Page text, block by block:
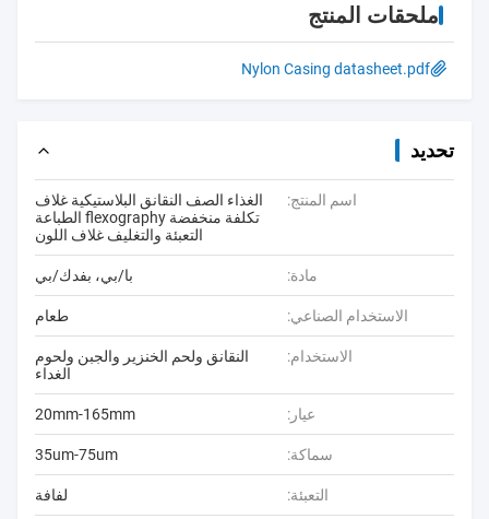
ملحقات المنتج
Nylon Casing datasheet.pdf
تحديد
اسم المنتج:
الغذاء الصف النقانق البلاستيكية غلاف
تكلفة منخفضة flexography الطباعة
التعبئة والتغليف غلاف اللون
مادة: با/بي، بفدك/بي
الاستخدام الصناعي: طعام
الاستخدام:
النقانق ولحم الخنزير والجبن ولحوم
الغداء
عيار: 20mm-165mm
سماكة: 35um-75um
التعبئة: لفافة